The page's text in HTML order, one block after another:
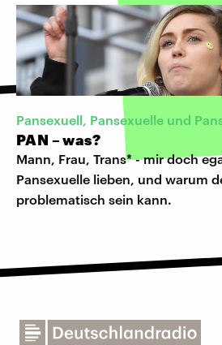
Pansexuell, Pansexuelle und
PAN – was?
Mann, Frau, Trans* - mir doch
Pansexuelle lieben, und warum
problematisch sein kann.